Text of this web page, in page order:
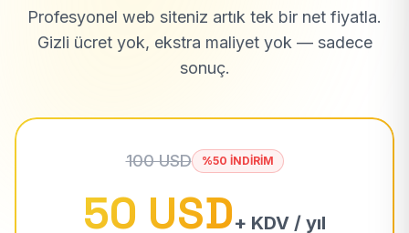
Profesyonel web siteniz artık tek bir net fiyatla.
Gizli ücret yok, ekstra maliyet yok — sadece
sonuç.
100 USD %50 İNDİRİM
50 USD+ KDV / yıl